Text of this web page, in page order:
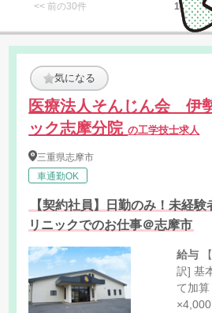
<< 前の30件 1
気になる
医療法人そんじん会 伊
ック志摩分院の工学技士求人
三重県志摩市
車通勤OK
【契約社員】日勤のみ！未経
リニックでのお仕事＠志摩市
給与
訳] 基
て加